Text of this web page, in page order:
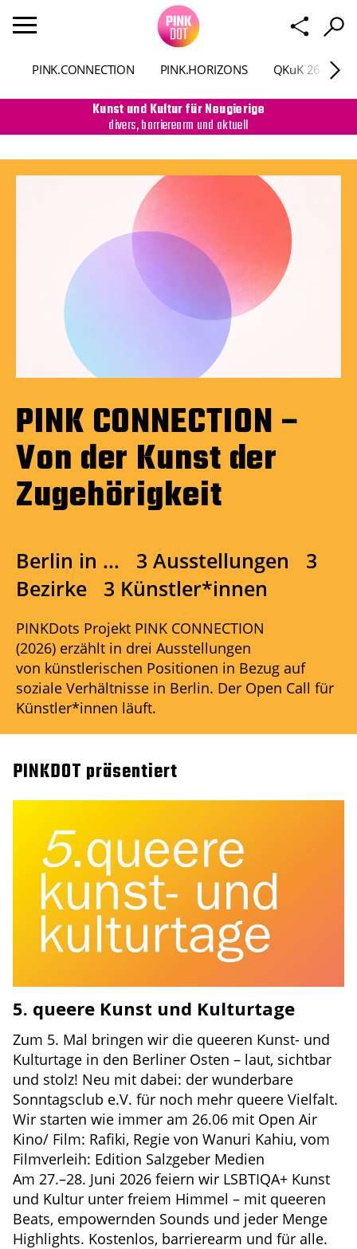
PINK.CONNECTION PINK.HORIZONS QKuK 26
Kunst und Kultur für Neugierige
divers, barrierearm und aktuell
PINK CONNECTION –
Von der Kunst der
Zugehörigkeit
Berlin in ... 3 Ausstellungen 3
Bezirke 3 Künstler*innen
PINKDots Projekt PINK CONNECTION
(2026) erzählt in drei Ausstellungen
von künstlerischen Positionen in Bezug auf
soziale Verhältnisse in Berlin. Der Open Call für
Künstler*innen läuft.
PINKDOT präsentiert
5. queere Kunst und Kulturtage
Zum 5. Mal bringen wir die queeren Kunst- und
Kulturtage in den Berliner Osten – laut, sichtbar
und stolz! Neu mit dabei: der wunderbare
Sonntagsclub e.V. für noch mehr queere Vielfalt.
Wir starten wie immer am 26.06 mit Open Air
Kino/ Film: Rafiki, Regie von Wanuri Kahiu, vom
Filmverleih: Edition Salzgeber Medien
Am 27.–28. Juni 2026 feiern wir LSBTIQA+ Kunst
und Kultur unter freiem Himmel – mit queeren
Beats, empowernden Sounds und jeder Menge
Highlights. Kostenlos, barrierearm und für alle.